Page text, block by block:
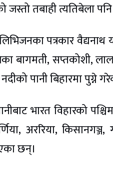
जस्तो तबाही त्यतिबेला
पत्रकार
बागमती, सप्तकोशी,
पानी बिहारमा पुग्ने
भारत विहारको
अररिया,
छन्।